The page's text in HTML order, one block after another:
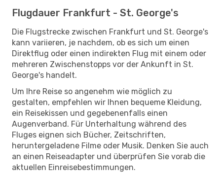
Flugdauer Frankfurt - St. George's
Die Flugstrecke zwischen Frankfurt und St. George's
kann variieren, je nachdem, ob es sich um einen
Direktflug oder einen indirekten Flug mit einem oder
mehreren Zwischenstopps vor der Ankunft in St.
George's handelt.
Um Ihre Reise so angenehm wie möglich zu
gestalten, empfehlen wir Ihnen bequeme Kleidung,
ein Reisekissen und gegebenenfalls einen
Augenverband. Für Unterhaltung während des
Fluges eignen sich Bücher, Zeitschriften,
heruntergeladene Filme oder Musik. Denken Sie auch
an einen Reiseadapter und überprüfen Sie vorab die
aktuellen Einreisebestimmungen.